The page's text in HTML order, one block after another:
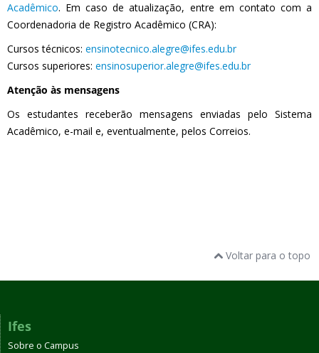
Acadêmico. Em caso de atualização, entre em contato com a
Coordenadoria de Registro Acadêmico (CRA):
Cursos técnicos: ensinotecnico.alegre@ifes.edu.br
Cursos superiores: ensinosuperior.alegre@ifes.edu.br
Atenção às mensagens
Os estudantes receberão mensagens enviadas pelo Sistema
Acadêmico, e-mail e, eventualmente, pelos Correios.
Voltar para o topo
Ifes
Sobre o Campus